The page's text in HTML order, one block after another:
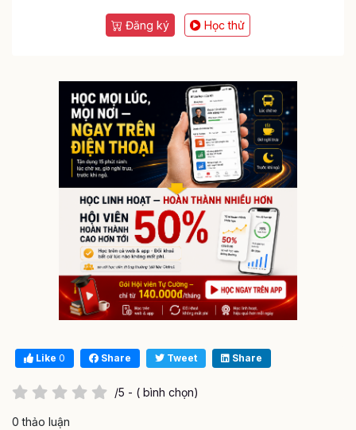
Đăng ký Học thử
Like 0 Share Tweet Share
/5 - ( bình chọn)
0 thảo luận